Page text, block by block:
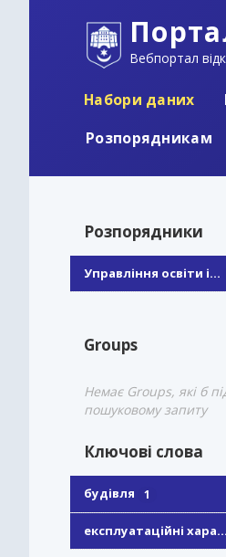
Вебпортал
Набори даних
Розпорядникам
Розпорядники
Управління освіти і...
Groups
Немає Groups, які б
пошуковому запиту
Ключові слова
будівля 1
експлуатаційні хара...